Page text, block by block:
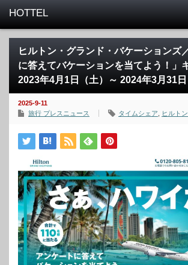
ヒルトン・グランド・バケーションズ
に答えてバケーションを当てよう！」
2023年4月1日（土）～ 2024年3月31
2025-9-11
旅行 プレスニュース
タイムシェア ヒルト